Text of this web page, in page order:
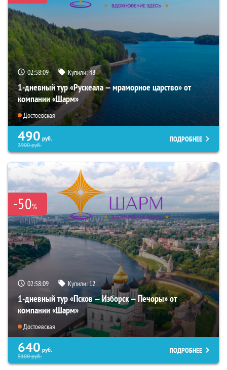
02:58:08 Купили:48
1-дневный тур «Рускеала — мраморное царство» от
компании «Шарм»
Достоевская
490 руб.
3900руб.
ПОДРОБНЕЕ
-50%
02:58:08 Купили:12
1-дневный тур «Псков — Изборск — Печоры» от
компании «Шарм»
Достоевская
640 руб.
5100руб.
ПОДРОБНЕЕ